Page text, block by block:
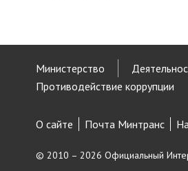
Министерство
Противодействие коррупции
О сайте Почта Минтранс
© 2010 – 2026 Официальный